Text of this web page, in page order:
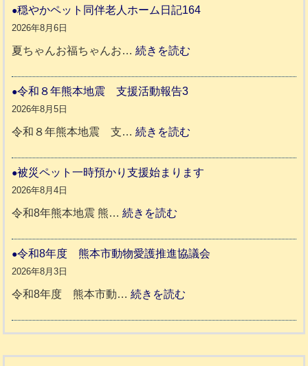
和
リ
ッ
さ
ん
穏やかペット同伴老人ホーム日記164
2026年8月6日
夏ちゃんお福ちゃんお…続きを読む
ト
人
ホ
日
1
令和８年熊本地震 支援活動報告3
2026年8月5日
令和８年熊本地震 支…続きを読む
和
本
支
被災ペット一時預かり支援始まります
2026年8月4日
令和8年熊本地震 熊…続きを読む
災
ッ
令和8年度 熊本市動物愛護推進協議会
2026年8月3日
令和8年度 熊本市動…続きを読む
和